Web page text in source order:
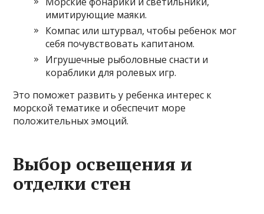
имитирующие маяки.
Компас или штурвал, чтобы ребенок мог
себя почувствовать капитаном.
Игрушечные рыболовные снасти и
кораблики для ролевых игр.
Это поможет развить у ребенка интерес к
морской тематике и обеспечит море
положительных эмоций.
Выбор освещения и
отделки стен